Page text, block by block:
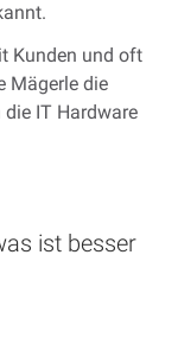
Kunden und oft
Mägerle die
IT Hardware
ist besser